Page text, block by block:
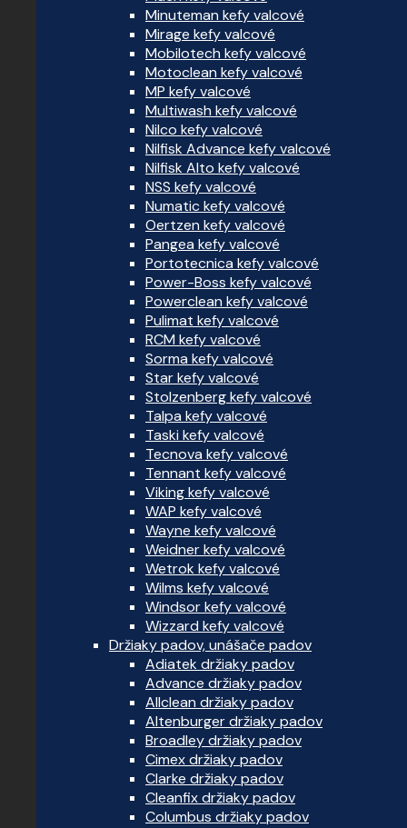
Minuteman kefy valcové
Mirage kefy valcové
Mobilotech kefy valcové
Motoclean kefy valcové
MP kefy valcové
Multiwash kefy valcové
Nilco kefy valcové
Nilfisk Advance kefy valcové
Nilfisk Alto kefy valcové
NSS kefy valcové
Numatic kefy valcové
Oertzen kefy valcové
Pangea kefy valcové
Portotecnica kefy valcové
Power-Boss kefy valcové
Powerclean kefy valcové
Pulimat kefy valcové
RCM kefy valcové
Sorma kefy valcové
Star kefy valcové
Stolzenberg kefy valcové
Talpa kefy valcové
Taski kefy valcové
Tecnova kefy valcové
Tennant kefy valcové
Viking kefy valcové
WAP kefy valcové
Wayne kefy valcové
Weidner kefy valcové
Wetrok kefy valcové
Wilms kefy valcové
Windsor kefy valcové
Wizzard kefy valcové
Držiaky padov, unášače padov
Adiatek držiaky padov
Advance držiaky padov
Allclean držiaky padov
Altenburger držiaky padov
Broadley držiaky padov
Cimex držiaky padov
Clarke držiaky padov
Cleanfix držiaky padov
Columbus držiaky padov